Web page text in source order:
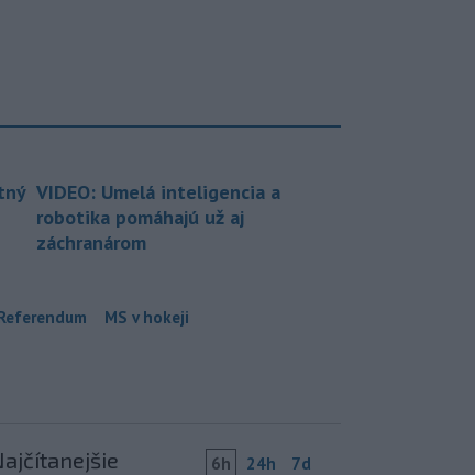
VIDEO: Umelá inteligencia a
robotika pomáhajú už aj
záchranárom
MS v hokeji
6h 24h 7d